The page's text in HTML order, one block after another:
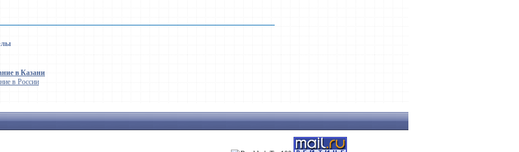
в Казани
в России